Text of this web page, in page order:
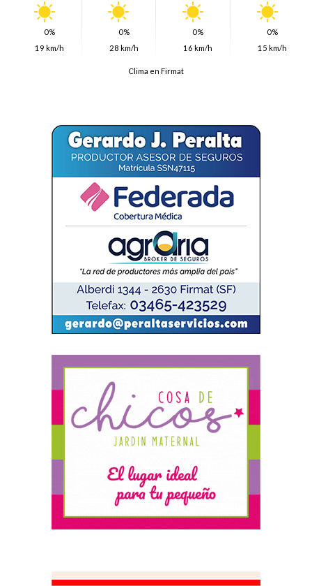
0%
19 km/h
0%
28 km/h
0%
16 km/h
0%
15 km/h
Clima en Firmat